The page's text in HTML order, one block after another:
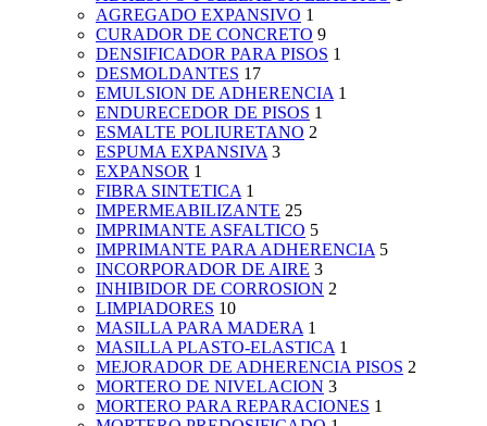
AGREGADO EXPANSIVO 1
CURADOR DE CONCRETO 9
DENSIFICADOR PARA PISOS 1
DESMOLDANTES 17
EMULSION DE ADHERENCIA 1
ENDURECEDOR DE PISOS 1
ESMALTE POLIURETANO 2
ESPUMA EXPANSIVA 3
EXPANSOR 1
FIBRA SINTETICA 1
IMPERMEABILIZANTE 25
IMPRIMANTE ASFALTICO 5
IMPRIMANTE PARA ADHERENCIA 5
INCORPORADOR DE AIRE 3
INHIBIDOR DE CORROSION 2
LIMPIADORES 10
MASILLA PARA MADERA 1
MASILLA PLASTO-ELASTICA 1
MEJORADOR DE ADHERENCIA PISOS 2
MORTERO DE NIVELACION 3
MORTERO PARA REPARACIONES 1